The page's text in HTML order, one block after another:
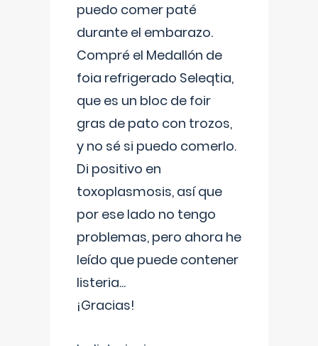
puedo comer paté
durante el embarazo.
Compré el Medallón de
foia refrigerado Seleqtia,
que es un bloc de foir
gras de pato con trozos,
y no sé si puedo comerlo.
Di positivo en
toxoplasmosis, así que
por ese lado no tengo
problemas, pero ahora he
leído que puede contener
listeria...
¡Gracias!